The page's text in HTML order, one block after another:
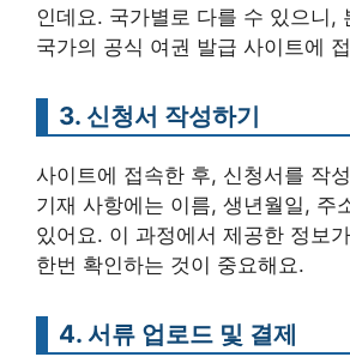
인데요. 국가별로 다를 수 있으니,
국가의 공식 여권 발급 사이트에
3. 신청서 작성하기
사이트에 접속한 후, 신청서를 작
기재 사항에는 이름, 생년월일, 주
있어요. 이 과정에서 제공한 정보
한번 확인하는 것이 중요해요.
4. 서류 업로드 및 결제